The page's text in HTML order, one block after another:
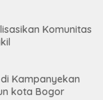
Komunitas
Kampanyekan
kota Bogor